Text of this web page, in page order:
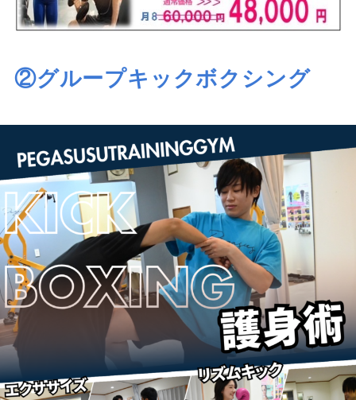
②グループキックボクシング